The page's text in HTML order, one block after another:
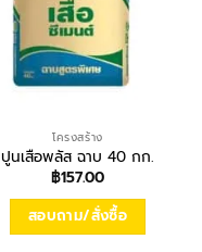
โครงสร้าง
ปูนเสือพลัส ฉาบ 40 กก.
฿157.00
สอบถาม/สั่งซื้อ